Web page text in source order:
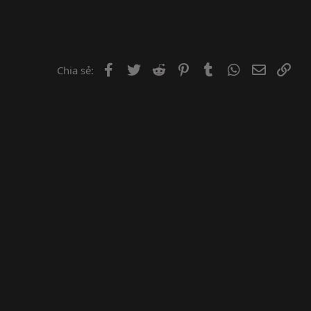
Chia sẻ: Facebook
Twitter Reddit PinterestTumblr WhatsApp
Email